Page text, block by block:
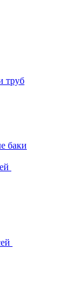
труб
баки